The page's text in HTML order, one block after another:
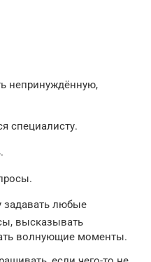
непринуждённую,
специалисту.
задавать любые
высказывать
волнующие моменты.